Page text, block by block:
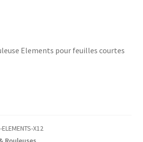
Elements pour feuilles courtes
X12